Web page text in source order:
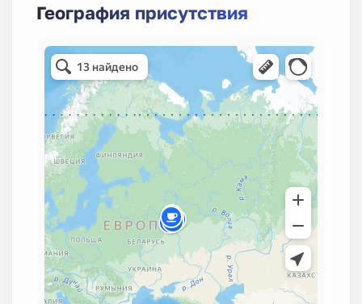
География присутствия